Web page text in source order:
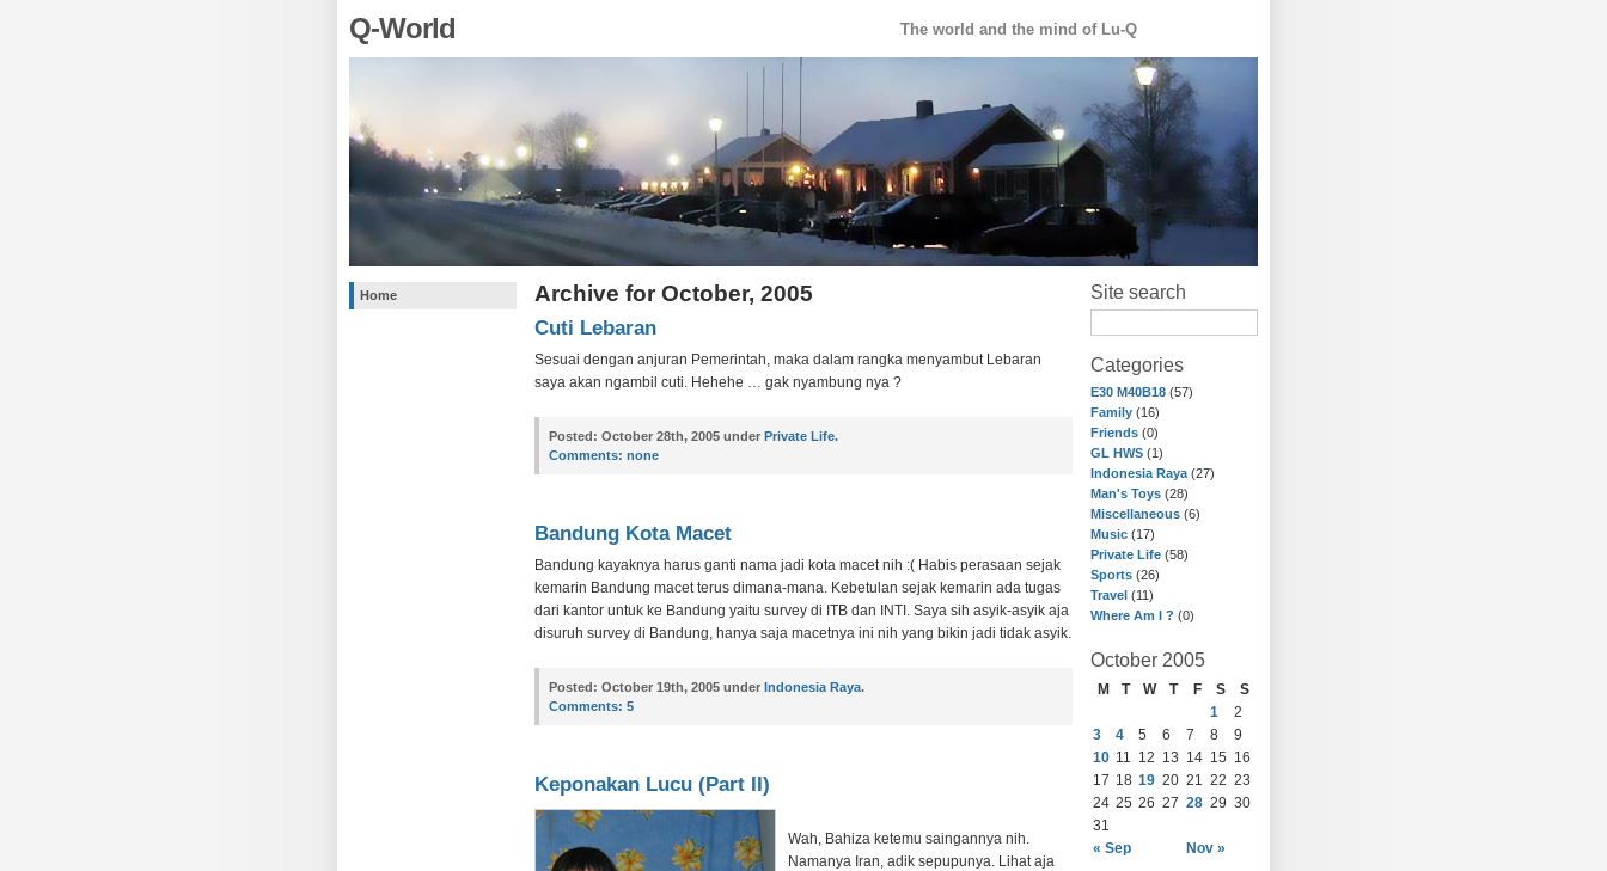
Q-World The world and the mind of Lu-Q
Home Site search
Categories
E30 M40B18 (57)
Family (16)
Friends (0)
GL HWS (1)
Indonesia Raya (27)
Man's Toys (28)
Miscellaneous (6)
Music (17)
Private Life (58)
Sports (26)
Travel (11)
Where Am I ? (0)
October 2005
M T W T F S S
« Sep Nov »
1
2
3
4 5 6 7 8
9
10 11 12 13 14 15 16
17 18 19 20 21 22 23
24 25 26 27 28 29 30
31
Archive for October, 2005
Cuti Lebaran
Sesuai dengan anjuran Pemerintah, maka dalam rangka menyambut Lebaran
saya akan ngambil cuti. Hehehe … gak nyambung nya ?
Posted: October 28th, 2005 under Private Life.
Comments: none
Bandung Kota Macet
Bandung kayaknya harus ganti nama jadi kota macet nih :( Habis perasaan sejak
kemarin Bandung macet terus dimana-mana. Kebetulan sejak kemarin ada tugas
dari kantor untuk ke Bandung yaitu survey di ITB dan INTI. Saya sih asyik-asyik aja
disuruh survey di Bandung, hanya saja macetnya ini nih yang bikin jadi tidak asyik.
Posted: October 19th, 2005 under Indonesia Raya.
Comments: 5
Keponakan Lucu (Part II)
Wah, Bahiza ketemu saingannya nih.
Namanya Iran, adik sepupunya. Lihat aja